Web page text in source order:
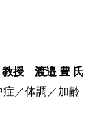
教授 渡邉 豊 氏
症／体調／加齢